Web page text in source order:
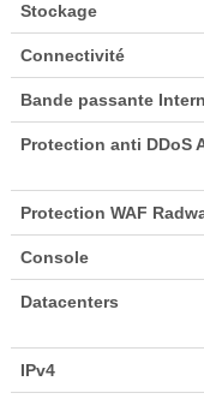
Stockage
Connectivité
Bande passante
Protection anti DDoS
Protection WAF
Console
Datacenters
IPv4